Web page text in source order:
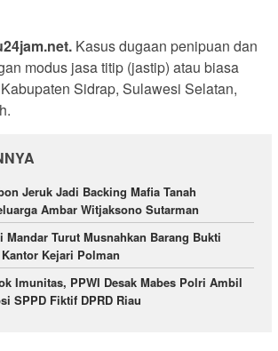
Kasus dugaan penipuan dan
modus jasa titip (jastip) atau biasa
Sidrap, Sulawesi Selatan,
Jeruk Jadi Backing Mafia Tanah
Ambar Witjaksono Sutarman
Mandar Turut Musnahkan Barang Bukti
Kejari Polman
Imunitas, PPWI Desak Mabes Polri Ambil
SPPD Fiktif DPRD Riau